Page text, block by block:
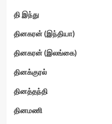
தி இந்து
தினகரன் (இந்தியா)
தினகரன் (இலங்கை)
தினக்குரல்
தினத்தந்தி
தினமணி